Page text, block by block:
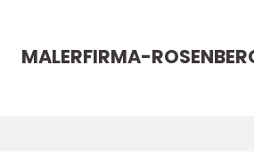
MALERFIRMA-